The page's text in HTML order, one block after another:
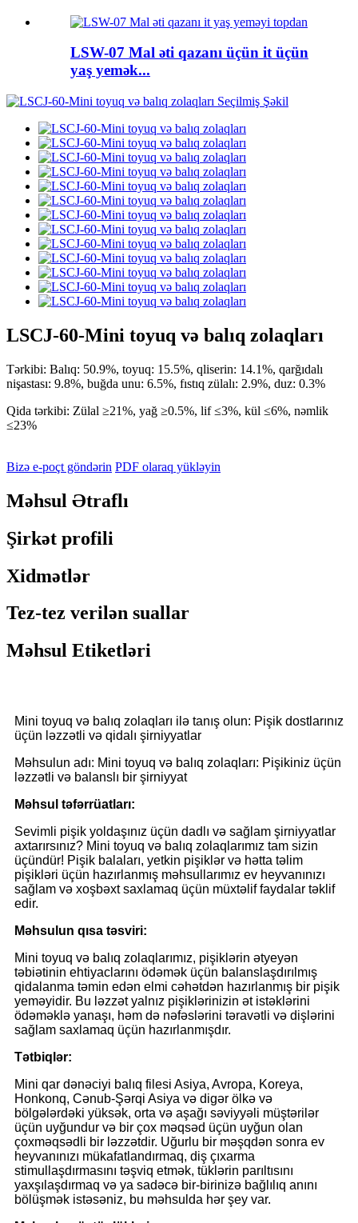
LSW-07 Mal əti qazanı üçün it üçün
yaş yemək...
LSCJ-60-Mini toyuq və balıq zolaqları
Tərkibi: Balıq: 50.9%, toyuq: 15.5%, qliserin: 14.1%, qarğıdalı
nişastası: 9.8%, buğda unu: 6.5%, fıstıq zülalı: 2.9%, duz: 0.3%
Qida tərkibi: Zülal ≥21%, yağ ≥0.5%, lif ≤3%, kül ≤6%, nəmlik
≤23%
Bizə e-poçt göndərin PDF olaraq yükləyin
Məhsul Ətraflı
Şirkət profili
Xidmətlər
Tez-tez verilən suallar
Məhsul Etiketləri
Mini toyuq və balıq zolaqları ilə tanış olun: Pişik dostlarınız
üçün ləzzətli və qidalı şirniyyatlar
Məhsulun adı: Mini toyuq və balıq zolaqları: Pişikiniz üçün
ləzzətli və balanslı bir şirniyyat
Məhsul təfərrüatları:
Sevimli pişik yoldaşınız üçün dadlı və sağlam şirniyyatlar
axtarırsınız? Mini toyuq və balıq zolaqlarımız tam sizin
üçündür! Pişik balaları, yetkin pişiklər və hətta təlim
pişikləri üçün hazırlanmış məhsullarımız ev heyvanınızı
sağlam və xoşbəxt saxlamaq üçün müxtəlif faydalar təklif
edir.
Məhsulun qısa təsviri:
Mini toyuq və balıq zolaqlarımız, pişiklərin ətyeyən
təbiətinin ehtiyaclarını ödəmək üçün balanslaşdırılmış
qidalanma təmin edən elmi cəhətdən hazırlanmış bir pişik
yeməyidir. Bu ləzzət yalnız pişiklərinizin ət istəklərini
ödəməklə yanaşı, həm də nəfəslərini təravətli və dişlərini
sağlam saxlamaq üçün hazırlanmışdır.
Tətbiqlər:
Mini qar dənəciyi balıq filesi Asiya, Avropa, Koreya,
Honkonq, Cənub-Şərqi Asiya və digər ölkə və
bölgələrdəki yüksək, orta və aşağı səviyyəli müştərilər
üçün uyğundur və bir çox məqsəd üçün uyğun olan
çoxməqsədli bir ləzzətdir. Uğurlu bir məşqdən sonra ev
heyvanınızı mükafatlandırmaq, diş çıxarma
stimullaşdırmasını təşviq etmək, tüklərin parıltısını
yaxşılaşdırmaq və ya sadəcə bir-birinizə bağlılıq anını
bölüşmək istəsəniz, bu məhsulda hər şey var.